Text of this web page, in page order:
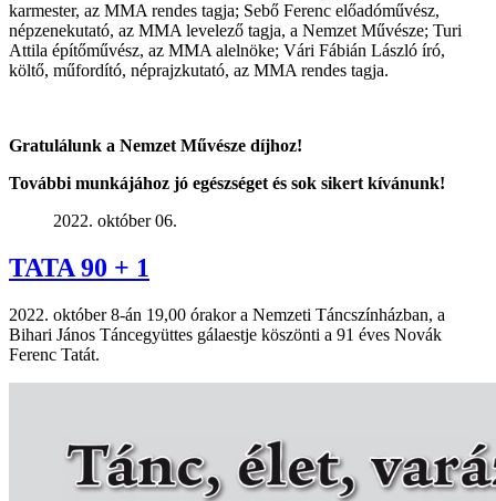
karmester, az MMA rendes tagja; Sebő Ferenc előadóművész,
népzenekutató, az MMA levelező tagja, a Nemzet Művésze; Turi
Attila építőművész, az MMA alelnöke; Vári Fábián László író,
költő, műfordító, néprajzkutató, az MMA rendes tagja.
Gratulálunk a Nemzet Művésze díjhoz!
További munkájához jó egészséget és sok sikert kívánunk!
2022. október 06.
TATA 90 + 1
2022. október 8-án 19,00 órakor a Nemzeti Táncszínházban, a
Bihari János Táncegyüttes gálaestje köszönti a 91 éves Novák
Ferenc Tatát.